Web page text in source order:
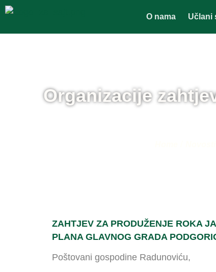
O nama Učlani
Organizacije
ZAHTJEV ZA PRODUŽENJE ROKA
PLANA GLAVNOG GRADA
Poštovani gospodine Radunoviću,